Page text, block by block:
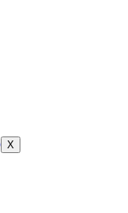
X